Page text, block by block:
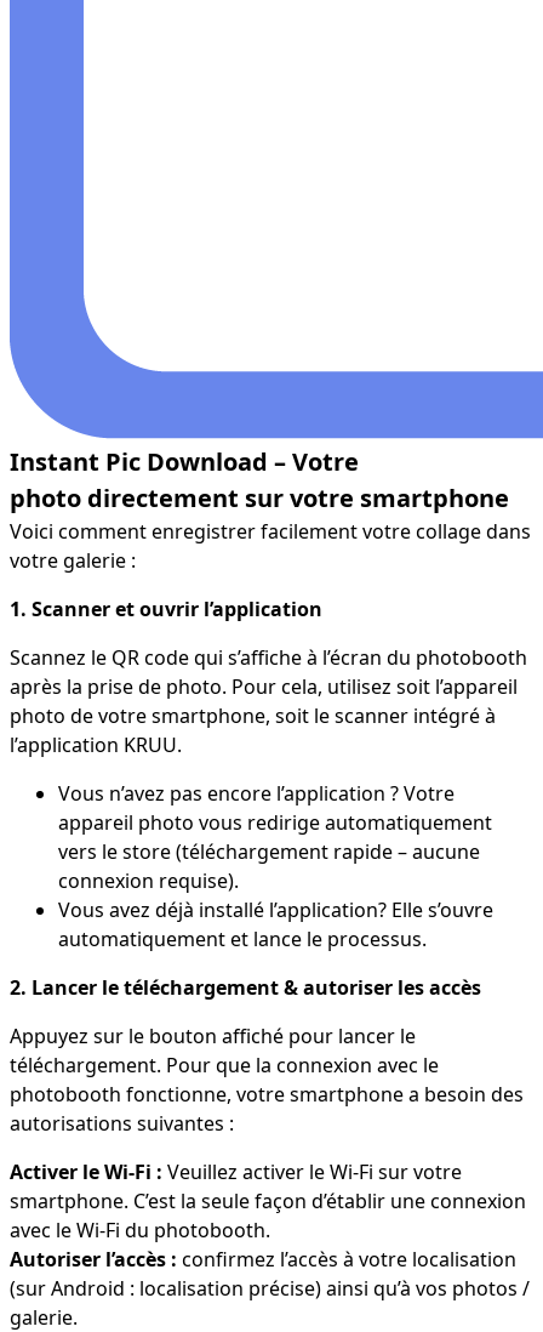
Instant Pic Download – Votre
photo directement sur votre smartphone
Voici comment enregistrer facilement votre collage dans
votre galerie :
1. Scanner et ouvrir l’application
Scannez le QR code qui s’affiche à l’écran du photobooth
après la prise de photo. Pour cela, utilisez soit l’appareil
photo de votre smartphone, soit le scanner intégré à
l’application KRUU.
Vous n’avez pas encore l’application ? Votre
appareil photo vous redirige automatiquement
vers le store (téléchargement rapide – aucune
connexion requise).
Vous avez déjà installé l’application? Elle s’ouvre
automatiquement et lance le processus.
2. Lancer le téléchargement & autoriser les accès
Appuyez sur le bouton affiché pour lancer le
téléchargement. Pour que la connexion avec le
photobooth fonctionne, votre smartphone a besoin des
autorisations suivantes :
Activer le Wi-Fi : Veuillez activer le Wi-Fi sur votre
smartphone. C’est la seule façon d’établir une connexion
avec le Wi-Fi du photobooth.
Autoriser l’accès : confirmez l’accès à votre localisation
(sur Android : localisation précise) ainsi qu’à vos photos /
galerie.